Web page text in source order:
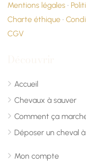
Mentions légales ·
Charte éthique ·
CGV
Accueil
Chevaux à sauver
Comment ça
Déposer un cheval
Mon compte